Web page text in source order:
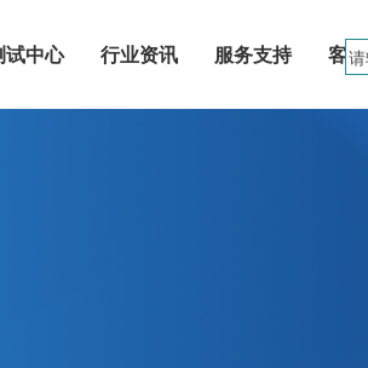
试中心 行业资讯 服务支持 客